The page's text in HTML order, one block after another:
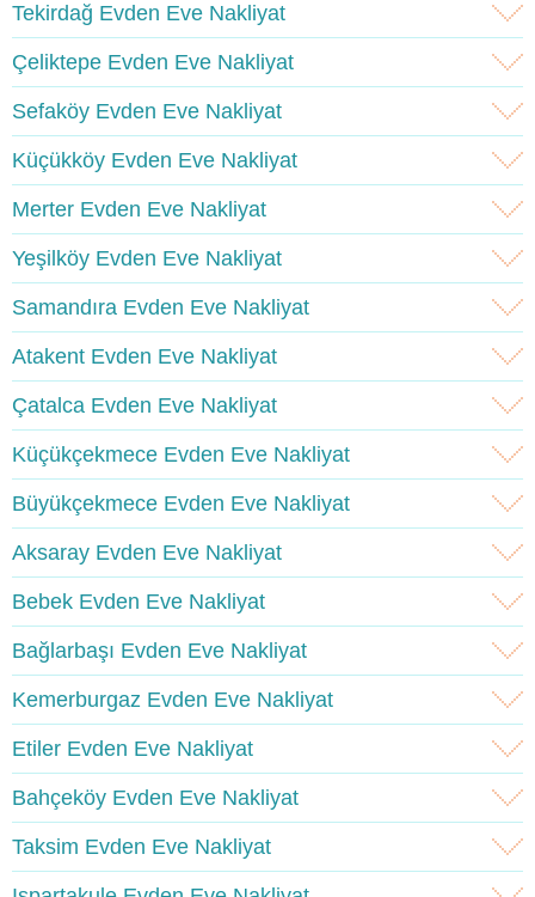
Tekirdağ Evden Eve Nakliyat
Çeliktepe Evden Eve Nakliyat
Sefaköy Evden Eve Nakliyat
Küçükköy Evden Eve Nakliyat
Merter Evden Eve Nakliyat
Yeşilköy Evden Eve Nakliyat
Samandıra Evden Eve Nakliyat
Atakent Evden Eve Nakliyat
Çatalca Evden Eve Nakliyat
Küçükçekmece Evden Eve Nakliyat
Büyükçekmece Evden Eve Nakliyat
Aksaray Evden Eve Nakliyat
Bebek Evden Eve Nakliyat
Bağlarbaşı Evden Eve Nakliyat
Kemerburgaz Evden Eve Nakliyat
Etiler Evden Eve Nakliyat
Bahçeköy Evden Eve Nakliyat
Taksim Evden Eve Nakliyat